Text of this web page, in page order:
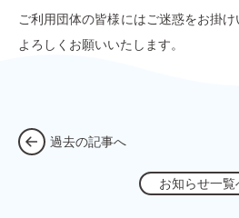
ご利用団体の皆様にはご迷惑をお掛
よろしくお願いいたします。
過去の記事へ
お知らせ一覧